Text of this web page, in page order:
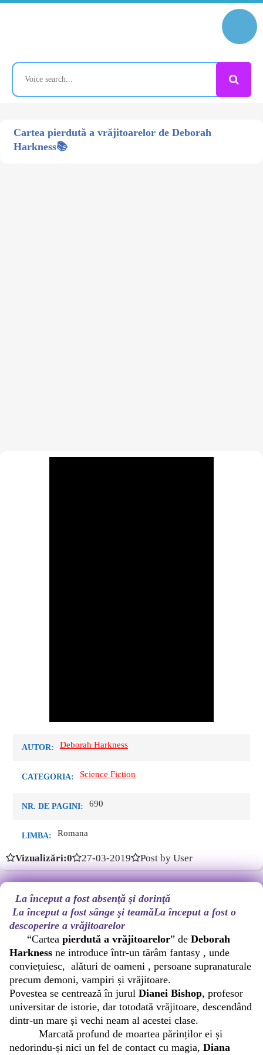
Cartea pierdută a vrăjitoarelor de Deborah
Harkness📚
AUTOR: Deborah Harkness
CATEGORIA: Science Fiction
NR. DE PAGINI: 690
LIMBA: Romana
Vizualizări:0 27-03-2019 Post by User
La început a fost absenţă şi dorinţă
La început a fost sânge şi teamăLa început a fost o
descoperire a vrăjitoarelor
“Cartea pierdută a vrăjitoarelor” de Deborah
Harkness ne introduce într-un tărâm fantasy , unde
conviețuiesc, alături de oameni , persoane supranaturale
precum demoni, vampiri și vrăjitoare.
Povestea se centrează în jurul Dianei Bishop, profesor
universitar de istorie, dar totodată vrăjitoare, descendând
dintr-un mare și vechi neam al acestei clase.
Marcată profund de moartea părinților ei și
nedorindu-și nici un fel de contact cu magia, Diana